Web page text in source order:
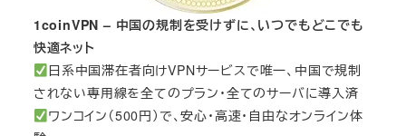
1coinVPN – 中国の規制を受けずに、いつでもどこでも
快適ネット
日系中国滞在者向けVPNサービスで唯一、中国で規制
されない専用線を全てのプラン・全てのサーバに導入済
ワンコイン（500円）で、安心・高速・自由なオンライン体